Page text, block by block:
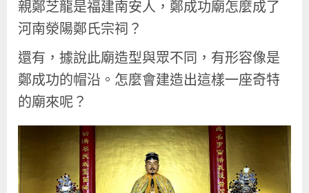
親鄭芝龍是福建南安人，鄭成功廟怎麼成了
河南滎陽鄭氏宗祠？
還有，據說此廟造型與眾不同，有形容像是
鄭成功的帽沿。怎麼會建造出這樣一座奇特
的廟來呢？